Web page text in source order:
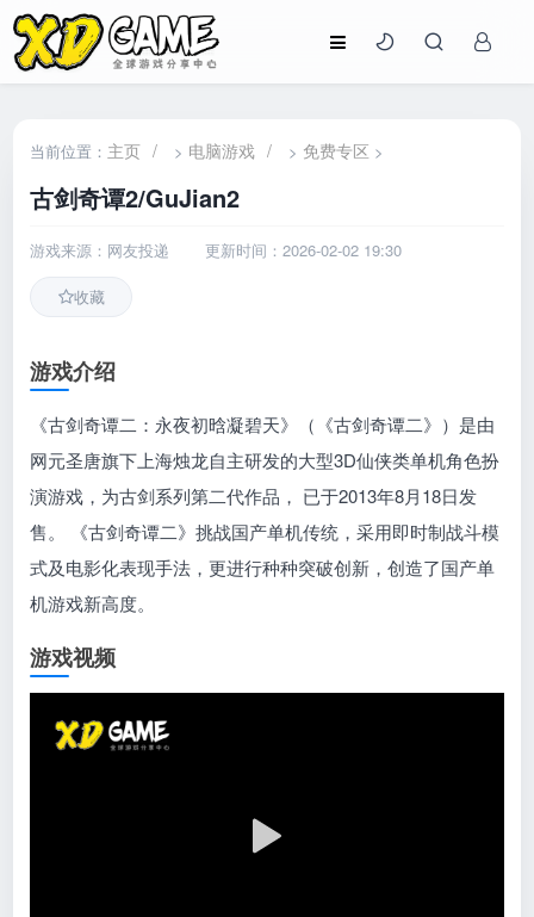
当前位置： 主页 / > 电脑游戏 / > 免费专区 >
古剑奇谭2/GuJian2
游戏来源：网友投递 更新时间：2026-02-02 19:30
收藏
游戏介绍
《古剑奇谭二：永夜初晗凝碧天》（《古剑奇谭二》）是由
网元圣唐旗下上海烛龙自主研发的大型3D仙侠类单机角色扮
演游戏，为古剑系列第二代作品， 已于2013年8月18日发
售。 《古剑奇谭二》挑战国产单机传统，采用即时制战斗模
式及电影化表现手法，更进行种种突破创新，创造了国产单
机游戏新高度。
游戏视频